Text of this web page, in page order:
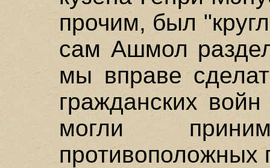
прочим, был
сам Ашмол
мы вправе
гражданских
могли
противоположных